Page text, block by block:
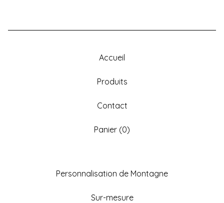
Accueil
Produits
Contact
Panier (0)
Personnalisation de Montagne
Sur-mesure